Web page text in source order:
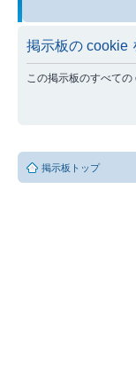
掲示板の cookie
この掲示板のすべて
掲示板トップ